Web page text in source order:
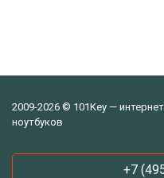
2009-2026 © 101Key —
ноутбуков
+7